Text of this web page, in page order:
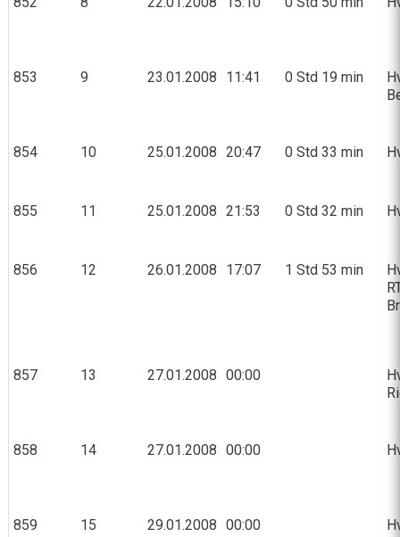
853 9 23.01.2008 11:41 0 Std 19 min
854 10 25.01.2008 20:47 0 Std 33 min
855 11 25.01.2008 21:53 0 Std 32 min
856 12 26.01.2008 17:07 1 Std 53 min
857 13 27.01.2008 00:00
858 14 27.01.2008 00:00
859 15 29.01.2008 00:00